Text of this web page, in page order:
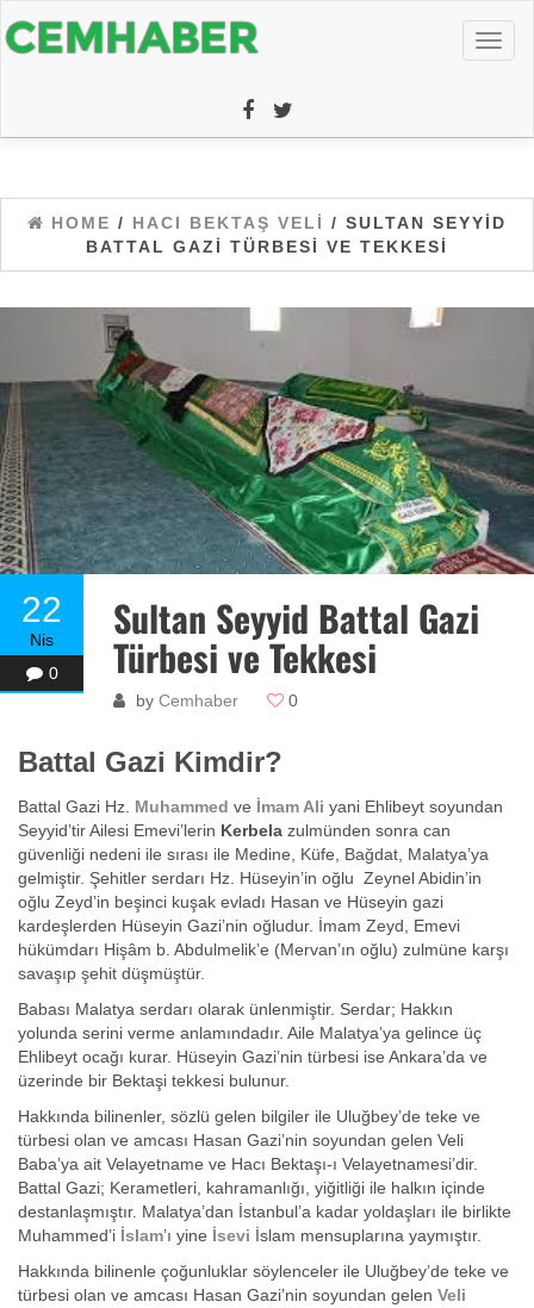
HOME / HACI BEKTAŞ VELI / SULTAN SEYYID
BATTAL GAZI TÜRBESI VE TEKKESI
22
Nis
0
Sultan Seyyid Battal Gazi
Türbesi ve Tekkesi
by Cemhaber 0
Battal Gazi Kimdir?
Battal Gazi Hz. Muhammed ve İmam Ali yani Ehlibeyt soyundan
Seyyid’tir Ailesi Emevi’lerin Kerbela zulmünden sonra can
güvenliği nedeni ile sırası ile Medine, Küfe, Bağdat, Malatya’ya
gelmiştir. Şehitler serdarı Hz. Hüseyin’in oğlu Zeynel Abidin’in
oğlu Zeyd’in beşinci kuşak evladı Hasan ve Hüseyin gazi
kardeşlerden Hüseyin Gazi’nin oğludur. İmam Zeyd, Emevi
hükümdarı Hişâm b. Abdulmelik’e (Mervan’ın oğlu) zulmüne karşı
savaşıp şehit düşmüştür.
Babası Malatya serdarı olarak ünlenmiştir. Serdar; Hakkın
yolunda serini verme anlamındadır. Aile Malatya’ya gelince üç
Ehlibeyt ocağı kurar. Hüseyin Gazi’nin türbesi ise Ankara’da ve
üzerinde bir Bektaşi tekkesi bulunur.
Hakkında bilinenler, sözlü gelen bilgiler ile Uluğbey’de teke ve
türbesi olan ve amcası Hasan Gazi’nin soyundan gelen Veli
Baba’ya ait Velayetname ve Hacı Bektaşı-ı Velayetnamesi’dir.
Battal Gazi; Kerametleri, kahramanlığı, yiğitliği ile halkın içinde
destanlaşmıştır. Malatya’dan İstanbul’a kadar yoldaşları ile birlikte
Muhammed’i İslam’ı yine İsevi İslam mensuplarına yaymıştır.
Hakkında bilinenle çoğunluklar söylenceler ile Uluğbey’de teke ve
türbesi olan ve amcası Hasan Gazi’nin soyundan gelen Veli